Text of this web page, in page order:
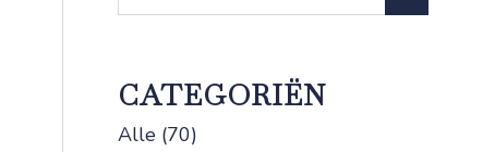
CATEGORIËN
Alle (70)